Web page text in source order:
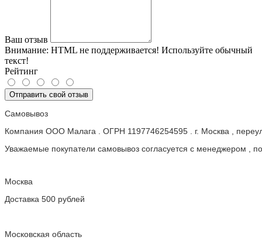
Ваш отзыв
Внимание: HTML не поддерживается! Используйте обычный
текст!
Рейтинг
Отправить свой отзыв
Самовывоз
Компания ООО Малага . ОГРН 1197746254595 . г. Москва ,
Уважаемые покупатели самовывоз согласуется с менеджером ,
Москва
Доставка 500 рублей
Московская область